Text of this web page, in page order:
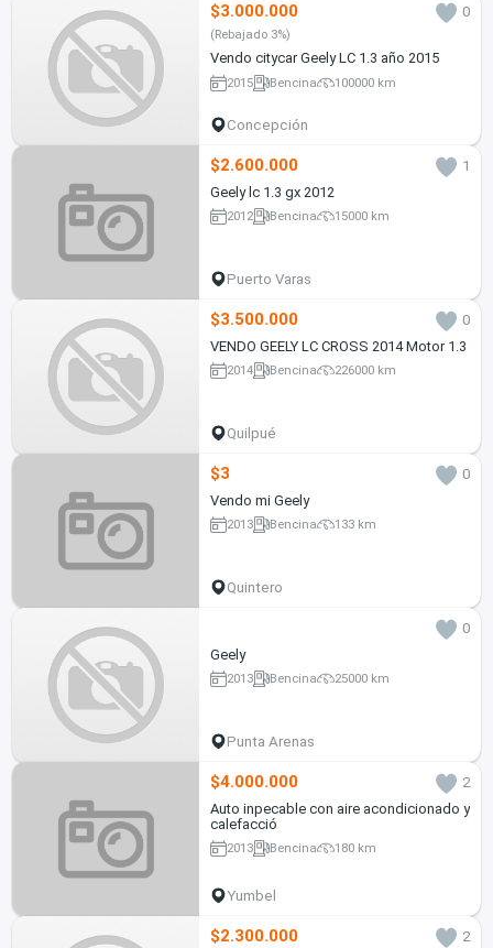
$3.000.000 0
(Rebajado 3%)
Vendo citycar Geely LC 1.3 año 2015
2015 Bencina 100000 km
Concepción
$2.600.000
1
Geely lc 1.3 gx 2012
2012 Bencina 15000 km
Puerto Varas
$3.500.000
0
VENDO GEELY LC CROSS 2014 Motor 1.3
2014 Bencina 226000 km
Quilpué
$3
0
Vendo mi Geely
2013 Bencina 133 km
Quintero
0
Geely
2013 Bencina 25000 km
Punta Arenas
$4.000.000
2
Auto inpecable con aire acondicionado y
calefacció
2013 Bencina 180 km
Yumbel
$2.300.000
2